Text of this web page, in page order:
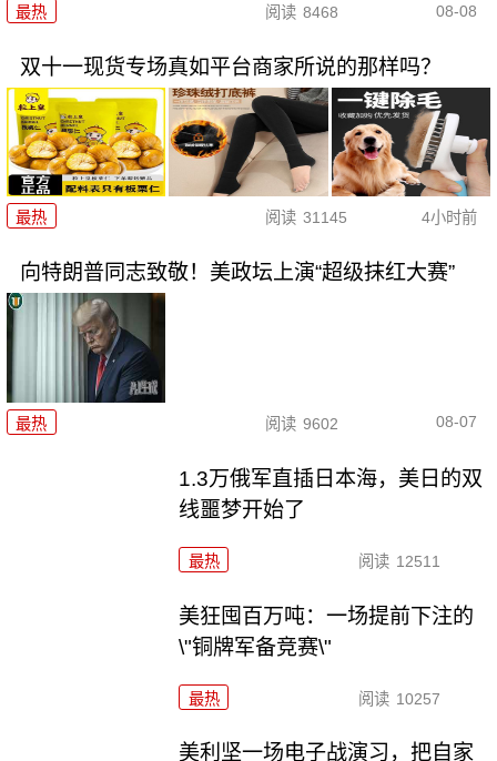
最热 阅读 8468 08-08
双十一现货专场真如平台商家所说的那样吗？
最热 阅读 31145 4小时前
向特朗普同志致敬！美政坛上演“超级抹红大赛”
最热 阅读 9602 08-07
1.3万俄军直插日本海，美日的双
线噩梦开始了
最热 阅读 12511
美狂囤百万吨：一场提前下注的
\"铜牌军备竞赛\"
最热 阅读 10257
美利坚一场电子战演习，把自家